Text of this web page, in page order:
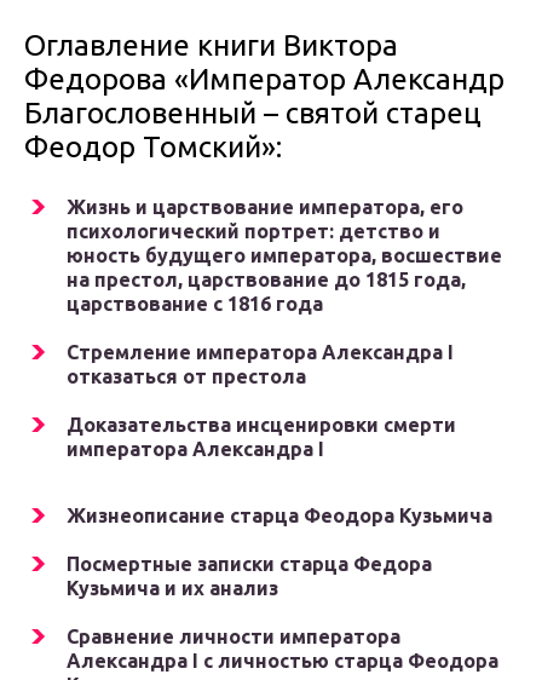
Оглавление книги Виктора
Федорова «Император Александр
Благословенный – святой старец
Феoдор Томский»:
Жизнь и царствование императора, его
психологический портрет: детство и
юность будущего императора, восшествие
на престол, царствование до 1815 года,
царствование с 1816 года
Стремление императора Александра I
отказаться от престола
Доказательства инсценировки смерти
императора Александра I
Жизнеописание старца Феодора Кузьмича
Посмертные записки старца Федора
Кузьмича и их анализ
Сравнение личности императора
Александра I с личностью старца Феодора